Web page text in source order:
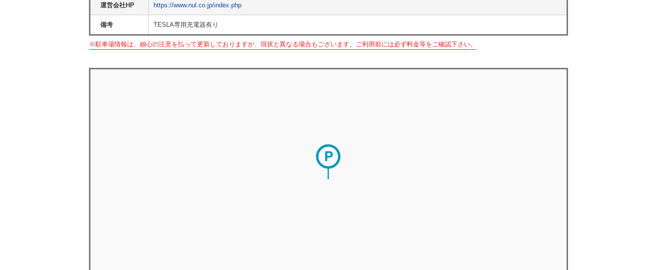
運営会社HP https://www.nul.co.jp/index.php
備考 TESLA専用充電器有り
※駐車場情報は、細心の注意を払って更新しておりますが、現状と異なる場合もございます。ご利用前には必ず料金等をご確認下さい。